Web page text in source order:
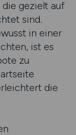
gezielt auf
sind.
in einer
ist es
zu
die